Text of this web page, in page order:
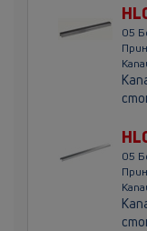
05
05